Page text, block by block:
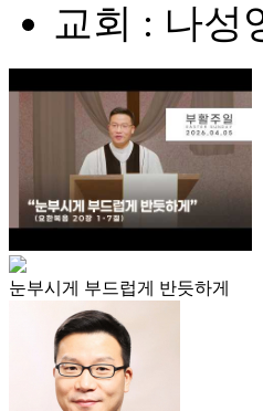
교회 : 나성
눈부시게 부드럽게 반듯하게